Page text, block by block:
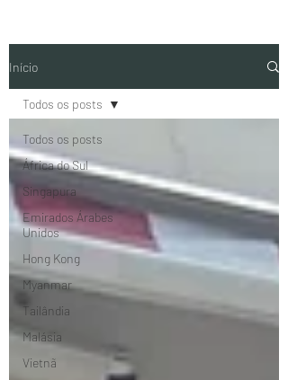
Início
Todos os posts
África do Sul
Singapura
Emirados Árabes
Unidos
Hong Kong
Myanmar
Tailândia
Malásia
Vietnã
Todos os posts